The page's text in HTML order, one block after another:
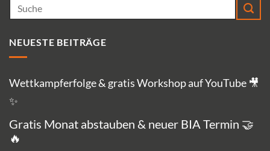
NEUESTE BEITRÄGE
Wettkampferfolge & gratis Workshop auf YouTube 🎥
✨
Gratis Monat abstauben & neuer BIA Termin 🤝
🔥